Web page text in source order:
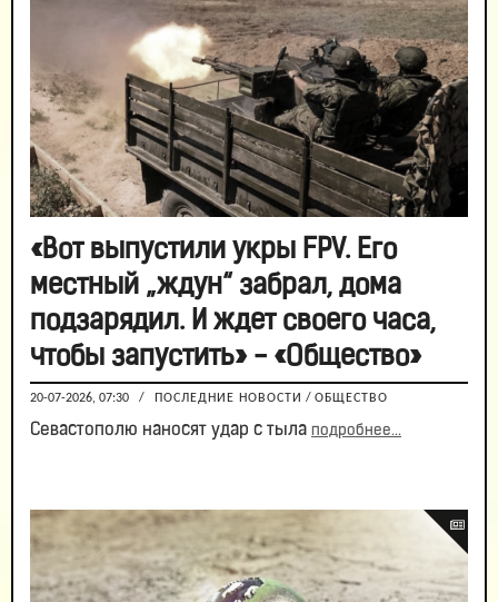
«Вот выпустили укры FPV. Его
местный „ждун“ забрал, дома
подзарядил. И ждет своего часа,
чтобы запустить» - «Общество»
20-07-2026, 07:30 / ПОСЛЕДНИЕ НОВОСТИ / ОБЩЕСТВО
Севастополю наносят удар с тыла подробнее...